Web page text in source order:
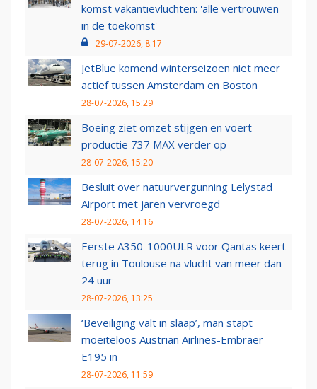
komst vakantievluchten: 'alle vertrouwen
in de toekomst'
29-07-2026, 8:17
JetBlue komend winterseizoen niet meer
actief tussen Amsterdam en Boston
28-07-2026, 15:29
Boeing ziet omzet stijgen en voert
productie 737 MAX verder op
28-07-2026, 15:20
Besluit over natuurvergunning Lelystad
Airport met jaren vervroegd
28-07-2026, 14:16
Eerste A350-1000ULR voor Qantas keert
terug in Toulouse na vlucht van meer dan
24 uur
28-07-2026, 13:25
‘Beveiliging valt in slaap’, man stapt
moeiteloos Austrian Airlines-Embraer
E195 in
28-07-2026, 11:59